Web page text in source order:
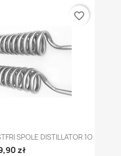
SPOLE DISTILLATOR 1O
zł
favorite_border